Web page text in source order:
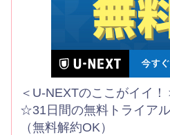
＜U-NEXTのここがイイ！
☆31日間の無料トライアル
（無料解約OK）